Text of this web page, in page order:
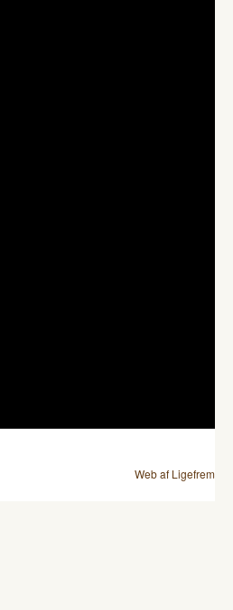
Web af Ligefrem